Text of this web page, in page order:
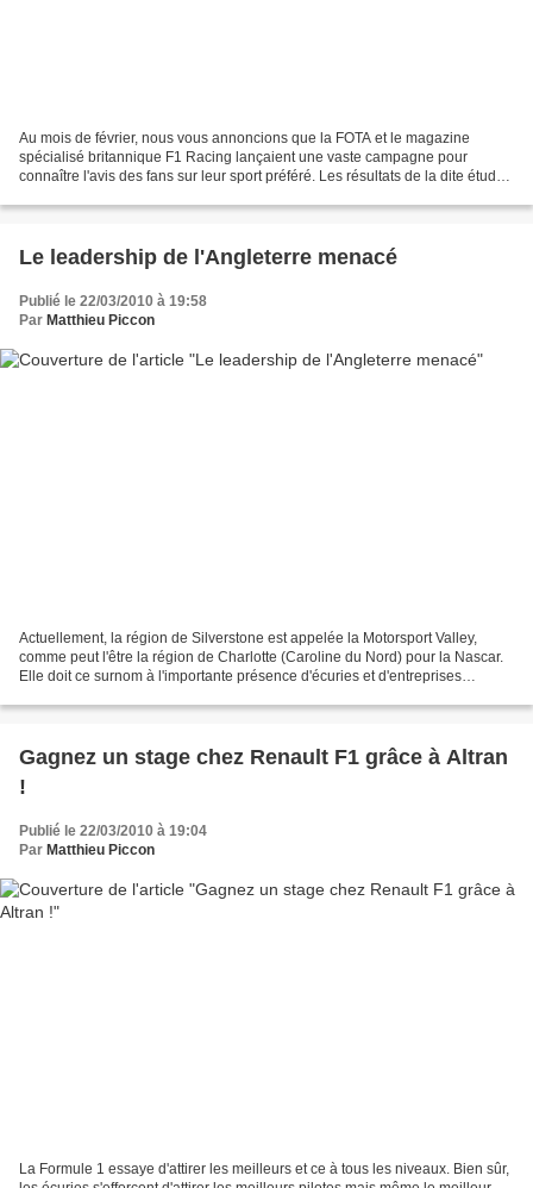
Au mois de février, nous vous annoncions que la FOTA et le magazine
spécialisé britannique F1 Racing lançaient une vaste campagne pour
connaître l'avis des fans sur leur sport préféré. Les résultats de la dite étude,
Le leadership de l'Angleterre menacé
Publié le 22/03/2010 à 19:58
Par Matthieu Piccon
Actuellement, la région de Silverstone est appelée la Motorsport Valley,
comme peut l'être la région de Charlotte (Caroline du Nord) pour la Nascar.
Elle doit ce surnom à l'importante présence d'écuries et d'entreprises
Gagnez un stage chez Renault F1 grâce à Altran
!
Publié le 22/03/2010 à 19:04
Par Matthieu Piccon
La Formule 1 essaye d'attirer les meilleurs et ce à tous les niveaux. Bien sûr,